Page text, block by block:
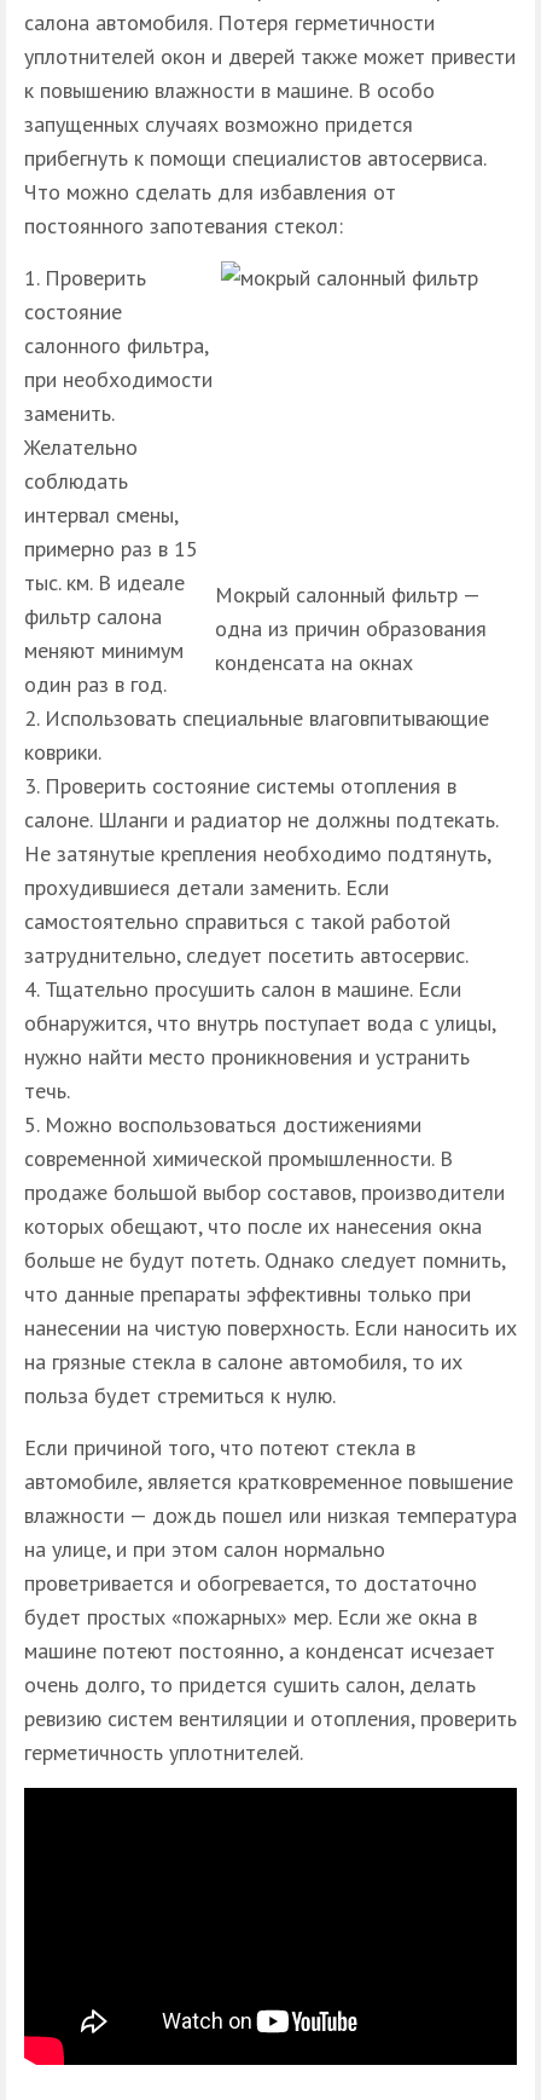
салона автомобиля. Потеря герметичности
уплотнителей окон и дверей также может привести
к повышению влажности в машине. В особо
запущенных случаях возможно придется
прибегнуть к помощи специалистов автосервиса.
Что можно сделать для избавления от
постоянного запотевания стекол:
Мокрый салонный фильтр —
одна из причин образования
конденсата на окнах
Проверить
состояние
салонного фильтра,
при необходимости
заменить.
Желательно
соблюдать
интервал смены,
примерно раз в 15
тыс. км. В идеале
фильтр салона
меняют минимум
один раз в год.
Использовать специальные влаговпитывающие
коврики.
Проверить состояние системы отопления в
салоне. Шланги и радиатор не должны подтекать.
Не затянутые крепления необходимо подтянуть,
прохудившиеся детали заменить. Если
самостоятельно справиться с такой работой
затруднительно, следует посетить автосервис.
Тщательно просушить салон в машине. Если
обнаружится, что внутрь поступает вода с улицы,
нужно найти место проникновения и устранить
течь.
Можно воспользоваться достижениями
современной химической промышленности. В
продаже большой выбор составов, производители
которых обещают, что после их нанесения окна
больше не будут потеть. Однако следует помнить,
что данные препараты эффективны только при
нанесении на чистую поверхность. Если наносить их
на грязные стекла в салоне автомобиля, то их
польза будет стремиться к нулю.
Если причиной того, что потеют стекла в
автомобиле, является кратковременное повышение
влажности — дождь пошел или низкая температура
на улице, и при этом салон нормально
проветривается и обогревается, то достаточно
будет простых «пожарных» мер. Если же окна в
машине потеют постоянно, а конденсат исчезает
очень долго, то придется сушить салон, делать
ревизию систем вентиляции и отопления, проверить
герметичность уплотнителей.